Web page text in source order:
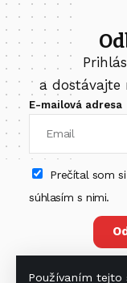
Používaním tejto
a dostávajte
E-mailová adresa
Prečítal som si
súhlasím s nimi.